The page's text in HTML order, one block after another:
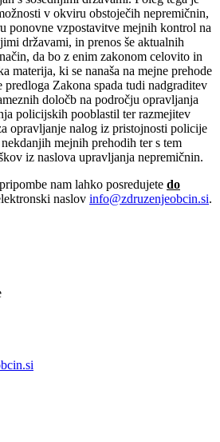
v okviru obstoječih nepremičnin,
ponovne vzpostavitve mejnih kontrol na
državami, in prenos še aktualnih
da bo z enim zakonom celovito in
materija, ki se nanaša na mejne prehode
Zakona spada tudi nadgraditev
določb na področju opravljanja
policijskih pooblastil ter razmejitev
opravljanje nalog iz pristojnosti policije
mejnih prehodih ter s tem
iz naslova upravljanja nepremičnin.
nam lahko posredujete do
naslov info@zdruzenjeobcin.si.